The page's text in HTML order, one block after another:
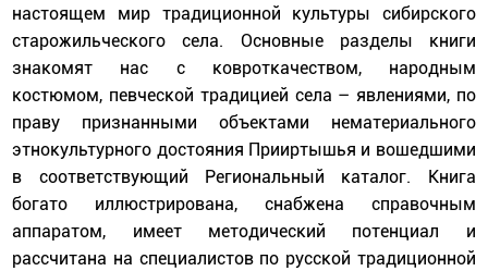
настоящем мир традиционной культуры сибирского
старожильческого села. Основные разделы книги
знакомят нас с ковроткачеством, народным
костюмом, певческой традицией села – явлениями, по
праву признанными объектами нематериального
этнокультурного достояния Прииртышья и вошедшими
в соответствующий Региональный каталог. Книга
богато иллюстрирована, снабжена справочным
аппаратом, имеет методический потенциал и
рассчитана на специалистов по русской традиционной